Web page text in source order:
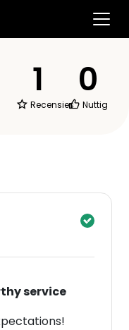
1
Recensies
0
Nuttig
service